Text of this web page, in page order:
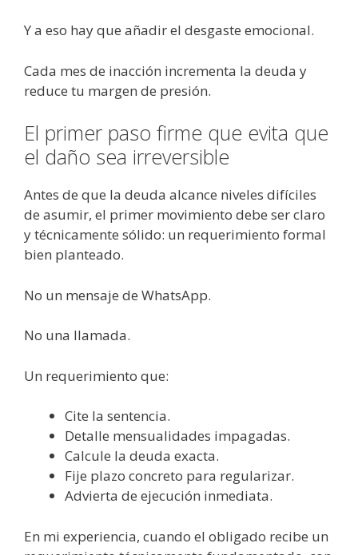
Y a eso hay que añadir el desgaste emocional.
Cada mes de inacción incrementa la deuda y
reduce tu margen de presión.
El primer paso firme que evita que
el daño sea irreversible
Antes de que la deuda alcance niveles difíciles
de asumir, el primer movimiento debe ser claro
y técnicamente sólido: un requerimiento formal
bien planteado.
No un mensaje de WhatsApp.
No una llamada.
Un requerimiento que:
Cite la sentencia.
Detalle mensualidades impagadas.
Calcule la deuda exacta.
Fije plazo concreto para regularizar.
Advierta de ejecución inmediata.
En mi experiencia, cuando el obligado recibe un